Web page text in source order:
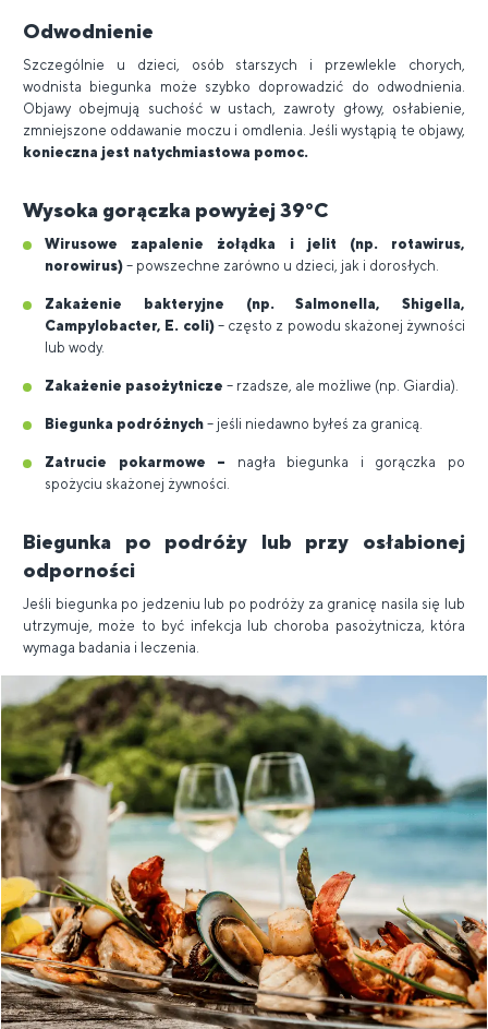
Odwodnienie
Szczególnie u dzieci, osób starszych i przewlekle chorych,
wodnista biegunka może szybko doprowadzić do odwodnienia.
Objawy obejmują suchość w ustach, zawroty głowy, osłabienie,
zmniejszone oddawanie moczu i omdlenia. Jeśli wystąpią te objawy,
konieczna jest natychmiastowa pomoc.
Wysoka gorączka powyżej 39°C
Wirusowe zapalenie żołądka i jelit (np. rotawirus,
norowirus) – powszechne zarówno u dzieci, jak i dorosłych.
Zakażenie bakteryjne (np. Salmonella, Shigella,
Campylobacter, E. coli)– często z powodu skażonej żywności
lub wody.
Zakażenie pasożytnicze – rzadsze, ale możliwe (np. Giardia).
Biegunka podróżnych – jeśli niedawno byłeś za granicą.
Zatrucie pokarmowe – nagła biegunka i gorączka po
spożyciu skażonej żywności.
Biegunka po podróży lub przy osłabionej
odporności
Jeśli biegunka po jedzeniu lub po podróży za granicę nasila się lub
utrzymuje, może to być infekcja lub choroba pasożytnicza, która
wymaga badania i leczenia.